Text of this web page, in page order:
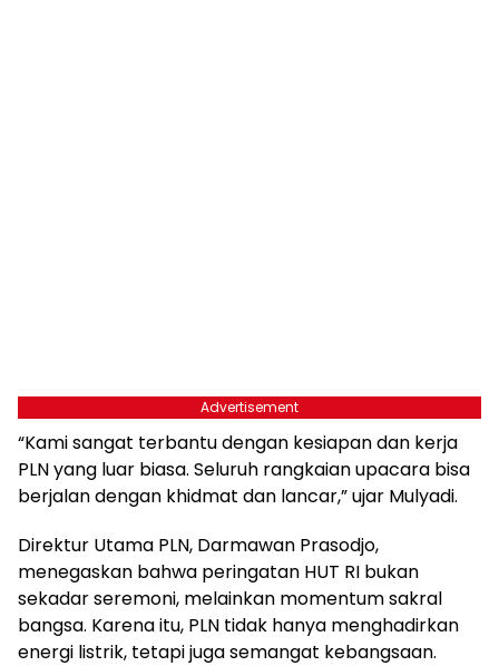
Advertisement
“Kami sangat terbantu dengan kesiapan dan kerja
PLN yang luar biasa. Seluruh rangkaian upacara bisa
berjalan dengan khidmat dan lancar,” ujar Mulyadi.
Direktur Utama PLN, Darmawan Prasodjo,
menegaskan bahwa peringatan HUT RI bukan
sekadar seremoni, melainkan momentum sakral
bangsa. Karena itu, PLN tidak hanya menghadirkan
energi listrik, tetapi juga semangat kebangsaan.